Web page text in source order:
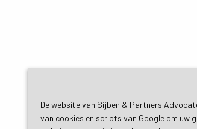
De website van Sijben & Partners
van cookies en scripts van Google om uw